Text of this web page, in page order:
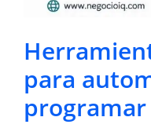
para
programar